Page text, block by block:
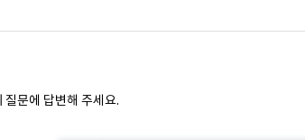
문에 답변해 주세요.